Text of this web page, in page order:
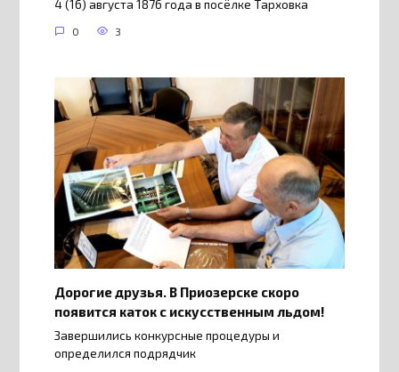
4 (16) августа 1876 года в посёлке Тарховка
0 3
Дорогие друзья. В Приозерске скоро
появится каток с искусственным льдом!
Завершились конкурсные процедуры и
определился подрядчик